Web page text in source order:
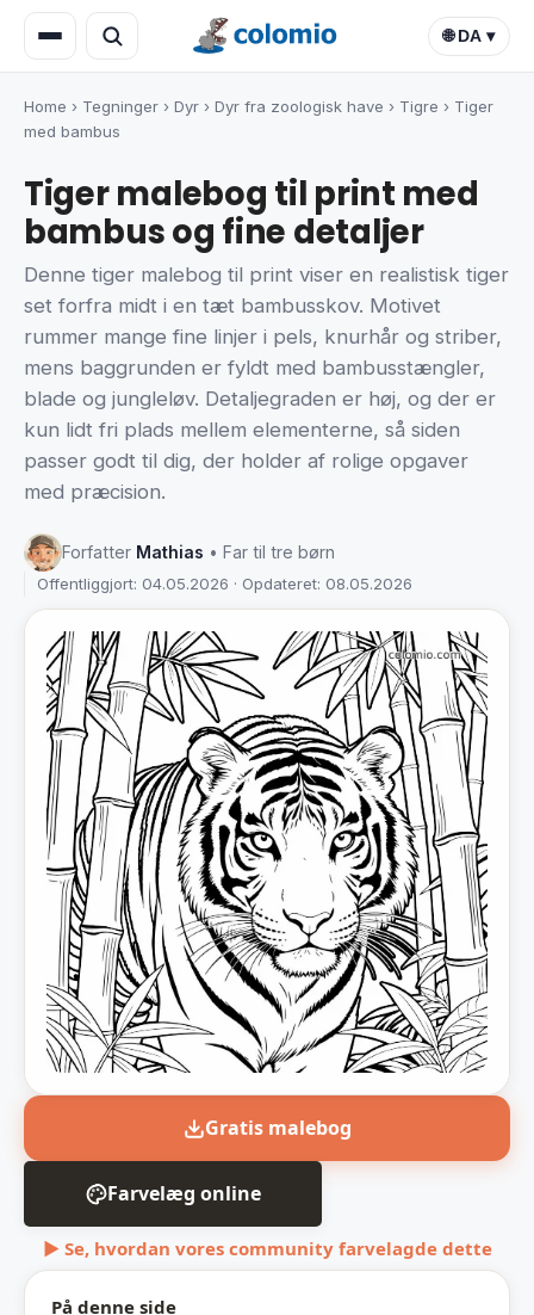
🌐 DA ▾
Home › Tegninger › Dyr › Dyr fra zoologisk have › Tigre › Tiger
med bambus
Tiger malebog til print med
bambus og fine detaljer
Denne tiger malebog til print viser en realistisk tiger
set forfra midt i en tæt bambusskov. Motivet
rummer mange fine linjer i pels, knurhår og striber,
mens baggrunden er fyldt med bambusstængler,
blade og jungleløv. Detaljegraden er høj, og der er
kun lidt fri plads mellem elementerne, så siden
passer godt til dig, der holder af rolige opgaver
med præcision.
Forfatter Mathias • Far til tre børn
Offentliggjort: 04.05.2026 · Opdateret: 08.05.2026
På denne side
Gratis malebog
Farvelæg online
▶ Se, hvordan vores community farvelagde dette